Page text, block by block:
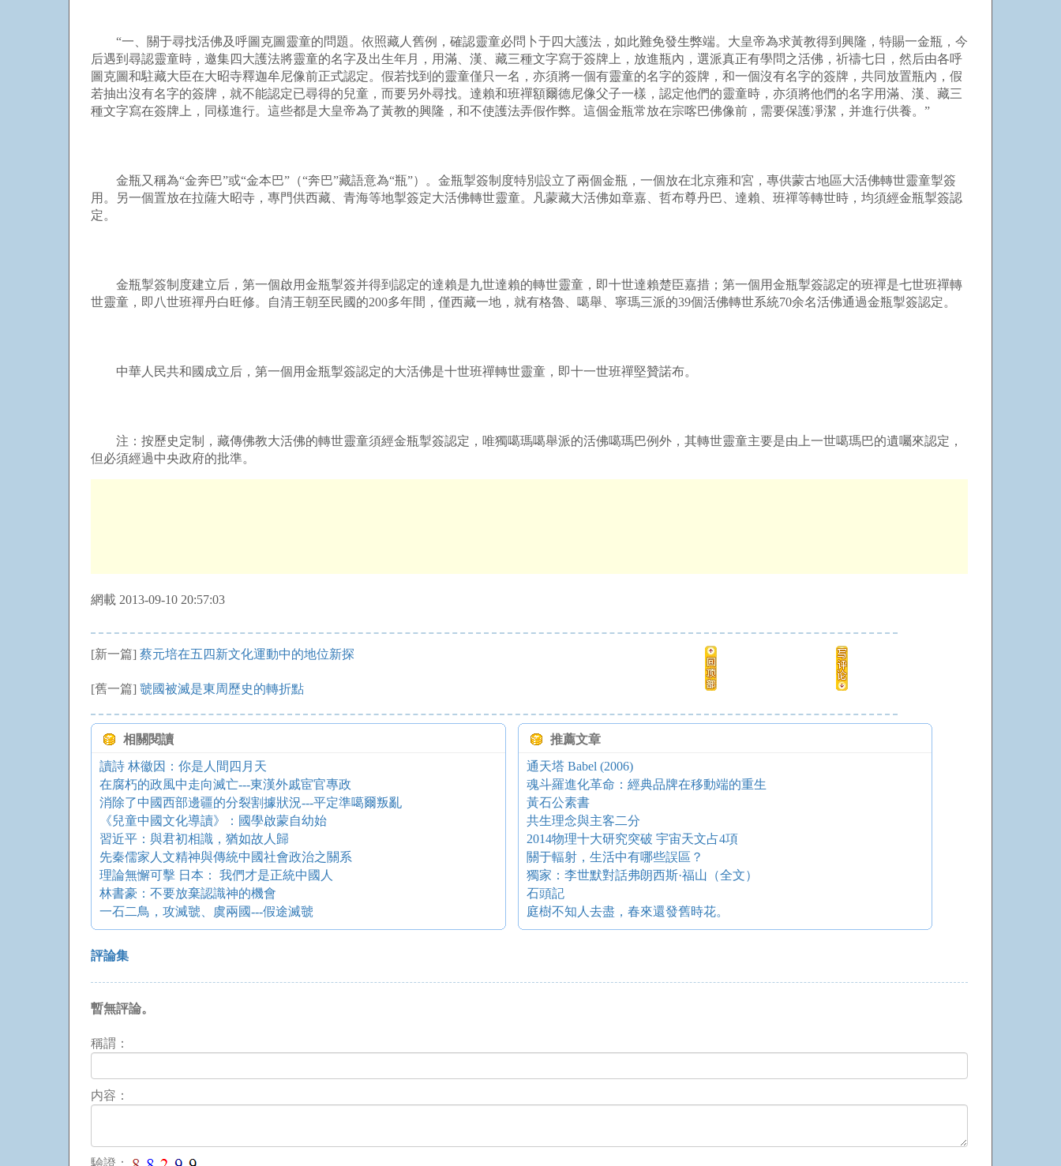
“一、關于尋找活佛及呼圖克圖靈童的問題。依照藏人舊例，確認靈童必問卜于四大護法，如此難免發生弊端。大皇帝為求黃教得到興隆，特賜一金瓶，今
后遇到尋認靈童時，邀集四大護法將靈童的名字及出生年月，用滿、漢、藏三種文字寫于簽牌上，放進瓶內，選派真正有學問之活佛，祈禱七日，然后由各呼
圖克圖和駐藏大臣在大昭寺釋迦牟尼像前正式認定。假若找到的靈童僅只一名，亦須將一個有靈童的名字的簽牌，和一個沒有名字的簽牌，共同放置瓶內，假
若抽出沒有名字的簽牌，就不能認定已尋得的兒童，而要另外尋找。達賴和班禪額爾德尼像父子一樣，認定他們的靈童時，亦須將他們的名字用滿、漢、藏三
種文字寫在簽牌上，同樣進行。這些都是大皇帝為了黃教的興隆，和不使護法弄假作弊。這個金瓶常放在宗喀巴佛像前，需要保護凈潔，并進行供養。”
金瓶又稱為“金奔巴”或“金本巴”（“奔巴”藏語意為“瓶”）。金瓶掣簽制度特別設立了兩個金瓶，一個放在北京雍和宮，專供蒙古地區大活佛轉世靈童掣簽
用。另一個置放在拉薩大昭寺，專門供西藏、青海等地掣簽定大活佛轉世靈童。凡蒙藏大活佛如章嘉、哲布尊丹巴、達賴、班禪等轉世時，均須經金瓶掣簽認
定。
金瓶掣簽制度建立后，第一個啟用金瓶掣簽并得到認定的達賴是九世達賴的轉世靈童，即十世達賴楚臣嘉措；第一個用金瓶掣簽認定的班禪是七世班禪轉
世靈童，即八世班禪丹白旺修。自清王朝至民國的200多年間，僅西藏一地，就有格魯、噶舉、寧瑪三派的39個活佛轉世系統70余名活佛通過金瓶掣簽認定。
中華人民共和國成立后，第一個用金瓶掣簽認定的大活佛是十世班禪轉世靈童，即十一世班禪堅贊諾布。
注：按歷史定制，藏傳佛教大活佛的轉世靈童須經金瓶掣簽認定，唯獨噶瑪噶舉派的活佛噶瑪巴例外，其轉世靈童主要是由上一世噶瑪巴的遺囑來認定，
但必須經過中央政府的批準。
網載 2013-09-10 20:57:03
[新一篇] 蔡元培在五四新文化運動中的地位新探
[舊一篇] 虢國被滅是東周歷史的轉折點
相關閱讀
讀詩 林徽因：你是人間四月天
在腐朽的政風中走向滅亡---東漢外戚宦官專政
消除了中國西部邊疆的分裂割據狀況---平定準噶爾叛亂
《兒童中國文化導讀》：國學啟蒙自幼始
習近平：與君初相識，猶如故人歸
先秦儒家人文精神與傳統中國社會政治之關系
理論無懈可擊 日本： 我們才是正統中國人
林書豪：不要放棄認識神的機會
一石二鳥，攻滅虢、虞兩國---假途滅虢
推薦文章
通天塔 Babel (2006)
魂斗羅進化革命：經典品牌在移動端的重生
黃石公素書
共生理念與主客二分
2014物理十大研究突破 宇宙天文占4項
關于輻射，生活中有哪些誤區？
獨家：李世默對話弗朗西斯·福山（全文）
石頭記
庭樹不知人去盡，春來還發舊時花。
評論集
暫無評論。
稱謂：
内容：
驗證：